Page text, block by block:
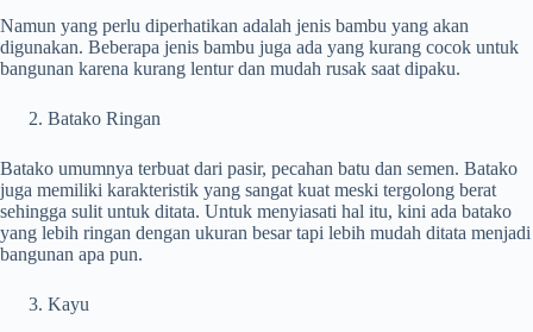
Namun yang perlu diperhatikan adalah jenis bambu yang akan
digunakan. Beberapa jenis bambu juga ada yang kurang cocok untuk
bangunan karena kurang lentur dan mudah rusak saat dipaku.
Batako Ringan
Batako umumnya terbuat dari pasir, pecahan batu dan semen. Batako
juga memiliki karakteristik yang sangat kuat meski tergolong berat
sehingga sulit untuk ditata. Untuk menyiasati hal itu, kini ada batako
yang lebih ringan dengan ukuran besar tapi lebih mudah ditata menjadi
bangunan apa pun.
Kayu